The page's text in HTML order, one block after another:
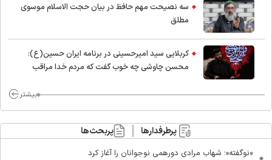
سه نصیحت مهم حافظ در بیان حجت الاسلام موسوی
مطلق
کربلایی سید امیر‌حسینی در برنامه ایران حسین(ع):
محسن چاوشی چه خوب گفت که مردم خدا مراقب
بیشتر
پرطرفدارها پربحث‌ها
«نوگفته»؛ شهاب مرادی دورهمی نوجوانان را آغاز کرد